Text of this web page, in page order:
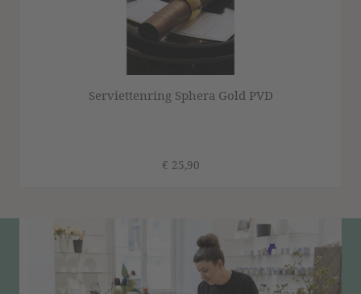
Serviettenring Sphera Gold PVD
€ 25,90